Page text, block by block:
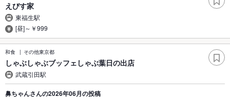
えびす家
東福生駅
[昼]～￥999
和食 その他東京都
しゃぶしゃぶブッフェしゃぶ葉日の出店
武蔵引田駅
鼻ちゃんさんの2026年06月の投稿